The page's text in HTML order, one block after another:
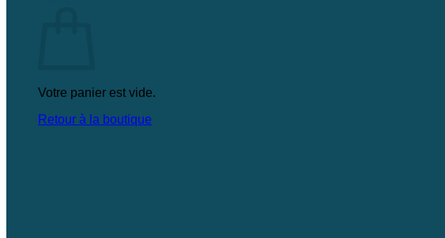
Votre panier est vide.
Retour à la boutique